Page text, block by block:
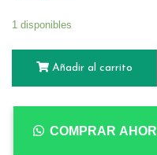
1 disponibles
Añadir al carrito
COMPRAR